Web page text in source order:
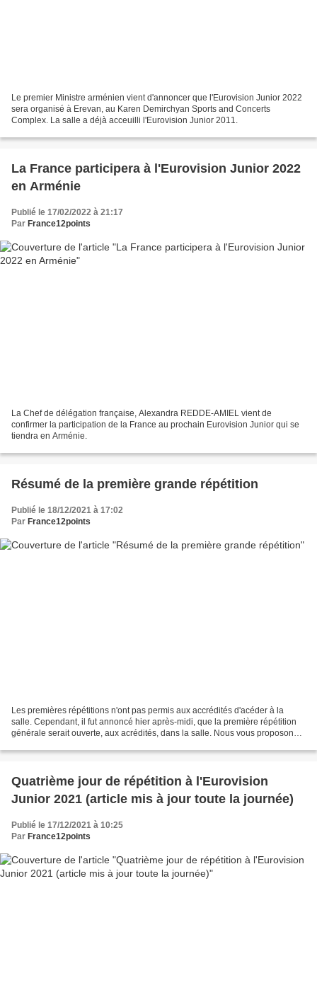
Le premier Ministre arménien vient d'annoncer que l'Eurovision Junior 2022
sera organisé à Erevan, au Karen Demirchyan Sports and Concerts
Complex. La salle a déjà acceuilli l'Eurovision Junior 2011.
La France participera à l'Eurovision Junior 2022
en Arménie
Publié le 17/02/2022 à 21:17
Par France12points
La Chef de délégation française, Alexandra REDDE-AMIEL vient de
confirmer la participation de la France au prochain Eurovision Junior qui se
tiendra en Arménie.
Résumé de la première grande répétition
Publié le 18/12/2021 à 17:02
Par France12points
Les premières répétitions n'ont pas permis aux accrédités d'acéder à la
salle. Cependant, il fut annoncé hier après-midi, que la première répétition
générale serait ouverte, aux acrédités, dans la salle. Nous vous proposons
Quatrième jour de répétition à l'Eurovision
Junior 2021 (article mis à jour toute la journée)
Publié le 17/12/2021 à 10:25
Par France12points